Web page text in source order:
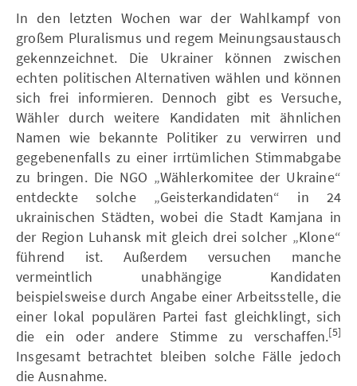
In den letzten Wochen war der Wahlkampf von
großem Pluralismus und regem Meinungsaustausch
gekennzeichnet. Die Ukrainer können zwischen
echten politischen Alternativen wählen und können
sich frei informieren. Dennoch gibt es Versuche,
Wähler durch weitere Kandidaten mit ähnlichen
Namen wie bekannte Politiker zu verwirren und
gegebenenfalls zu einer irrtümlichen Stimmabgabe
zu bringen. Die NGO „Wählerkomitee der Ukraine“
entdeckte solche „Geisterkandidaten“ in 24
ukrainischen Städten, wobei die Stadt Kamjana in
der Region Luhansk mit gleich drei solcher „Klone“
führend ist. Außerdem versuchen manche
vermeintlich unabhängige Kandidaten
beispielsweise durch Angabe einer Arbeitsstelle, die
einer lokal populären Partei fast gleichklingt, sich
die ein oder andere Stimme zu verschaffen.[5]
Insgesamt betrachtet bleiben solche Fälle jedoch
die Ausnahme.